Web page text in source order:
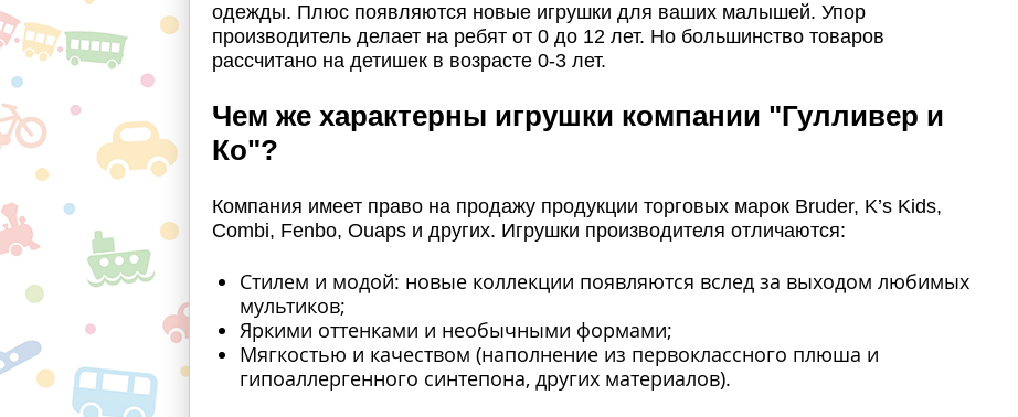
одежды. Плюс появляются новые игрушки для ваших малышей. Упор
производитель делает на ребят от 0 до 12 лет. Но большинство товаров
рассчитано на детишек в возрасте 0-3 лет.
Чем же характерны игрушки компании "Гулливер и
Ко"?
Компания имеет право на продажу продукции торговых марок Bruder, K’s Kids,
Combi, Fenbo, Ouaps и других. Игрушки производителя отличаются:
Стилем и модой: новые коллекции появляются вслед за выходом любимых
мультиков;
Яркими оттенками и необычными формами;
Мягкостью и качеством (наполнение из первоклассного плюша и
гипоаллергенного синтепона, других материалов).